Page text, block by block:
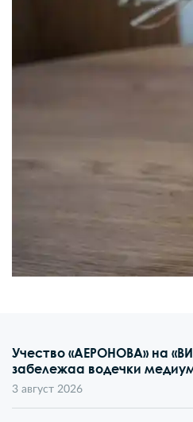
Учество «АЕРОНОВА» на
забележаа водечки
3 август 2026